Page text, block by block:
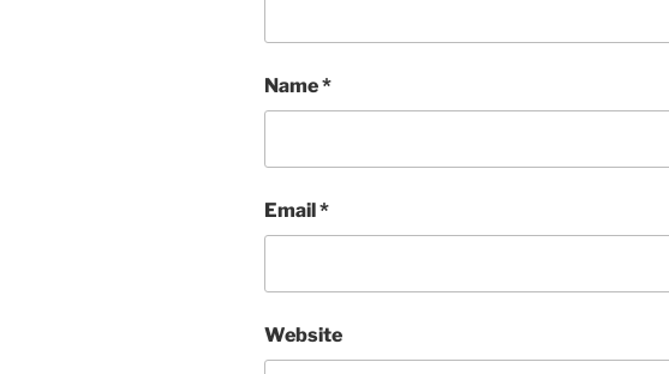
Name*
Email*
Website